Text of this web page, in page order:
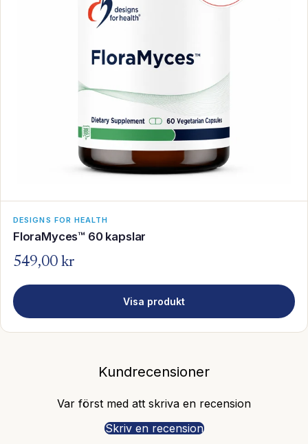
DESIGNS FOR HEALTH
FloraMyces™ 60 kapslar
549,00 kr
Visa produkt
Kundrecensioner
Var först med att skriva en recension
Skriv en recension